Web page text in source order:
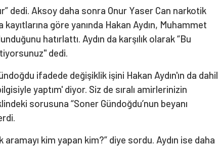
dedi. Aksoy daha sonra Onur Yaser Can narkotik
göre yanında Hakan Aydın, Muhammet
hatırlattı. Aydın da karşılık olarak “Bu
dedi.
ifadede değişiklik işini Hakan Aydın'ın da dahil
yaptım' diyor. Siz de sıralı amirlerinizin
sorusuna “Soner Gündoğdu’nun beyanı
aramayı kim yapan kim?” diye sordu. Aydın ise daha